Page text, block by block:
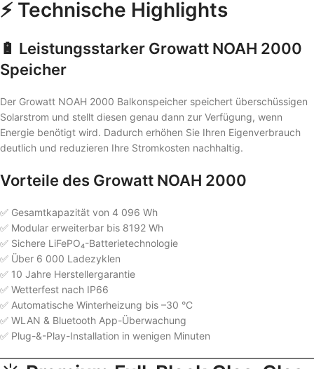
⚡ Technische Highlights
🔋 Leistungsstarker Growatt NOAH 2000
Speicher
Der Growatt NOAH 2000 Balkonspeicher speichert überschüssigen
Solarstrom und stellt diesen genau dann zur Verfügung, wenn
Energie benötigt wird. Dadurch erhöhen Sie Ihren Eigenverbrauch
deutlich und reduzieren Ihre Stromkosten nachhaltig.
Vorteile des Growatt NOAH 2000
✅ Gesamtkapazität von 4 096 Wh
✅ Modular erweiterbar bis 8192 Wh
✅ Sichere LiFePO₄-Batterietechnologie
✅ Über 6 000 Ladezyklen
✅ 10 Jahre Herstellergarantie
✅ Wetterfest nach IP66
✅ Automatische Winterheizung bis –30 °C
✅ WLAN & Bluetooth App-Überwachung
✅ Plug-&-Play-Installation in wenigen Minuten